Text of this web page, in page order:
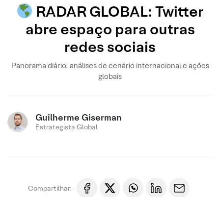
RADAR GLOBAL: Twitter
abre espaço para outras
redes sociais
Panorama diário, análises de cenário internacional e ações
globais
Guilherme Giserman
Estrategista Global
Compartilhar: